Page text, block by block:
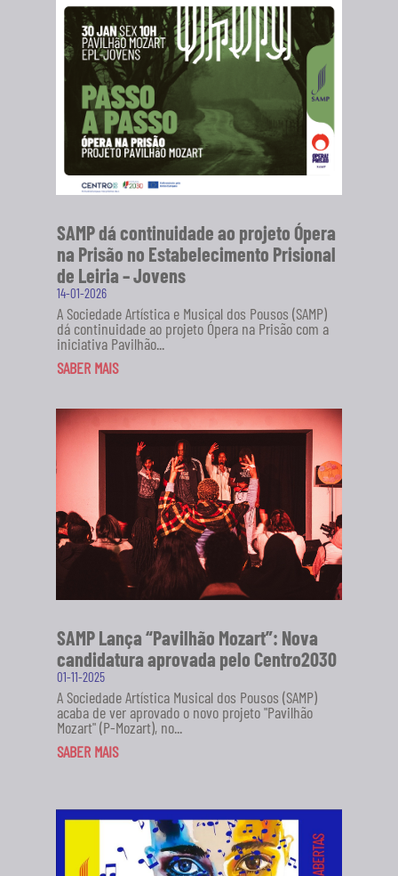
SAMP dá continuidade ao projeto Ópera
na Prisão no Estabelecimento Prisional
de Leiria – Jovens
14-01-2026
A Sociedade Artística e Musical dos Pousos (SAMP)
dá continuidade ao projeto Ópera na Prisão com a
iniciativa Pavilhão...
SABER MAIS
SAMP Lança “Pavilhão Mozart”: Nova
candidatura aprovada pelo Centro2030
01-11-2025
A Sociedade Artística Musical dos Pousos (SAMP)
acaba de ver aprovado o novo projeto "Pavilhão
Mozart" (P-Mozart), no...
SABER MAIS